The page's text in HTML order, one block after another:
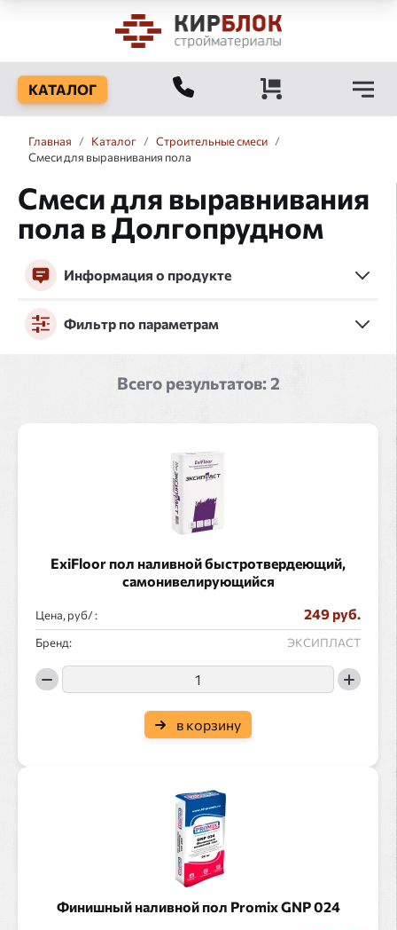
КАТАЛОГ
Главная / Каталог / Строительные смеси /
Смеси для выравнивания пола
Смеси для выравнивания
пола в Долгопрудном
Информация о продукте
Фильтр по параметрам
Всего результатов:2
ExiFloor пол наливной быстротвердеющий,
самонивелирующийся
Цена, руб/ : 249 руб.
Бренд: ЭКСИПЛАСТ
в корзину
Финишный наливной пол Promix GNP 024